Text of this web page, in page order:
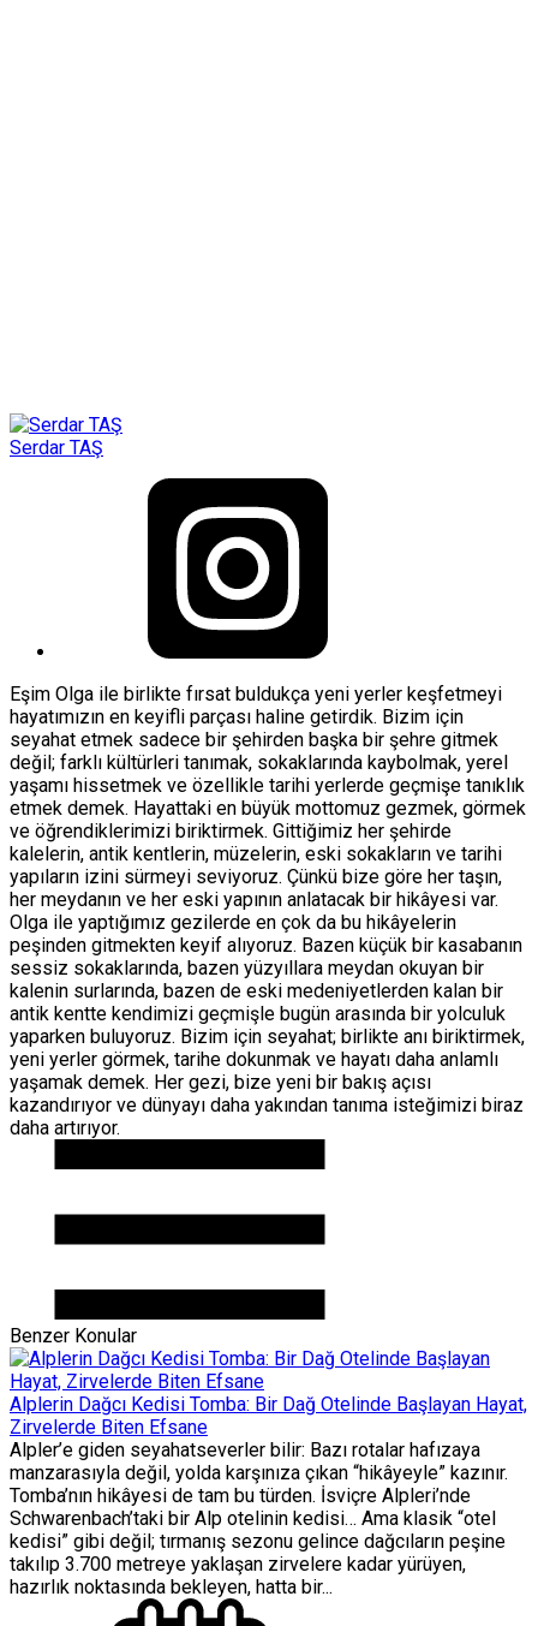
Serdar TAŞ
Eşim Olga ile birlikte fırsat buldukça yeni yerler keşfetmeyi
hayatımızın en keyifli parçası haline getirdik. Bizim için
seyahat etmek sadece bir şehirden başka bir şehre gitmek
değil; farklı kültürleri tanımak, sokaklarında kaybolmak, yerel
yaşamı hissetmek ve özellikle tarihi yerlerde geçmişe tanıklık
etmek demek. Hayattaki en büyük mottomuz gezmek, görmek
ve öğrendiklerimizi biriktirmek. Gittiğimiz her şehirde
kalelerin, antik kentlerin, müzelerin, eski sokakların ve tarihi
yapıların izini sürmeyi seviyoruz. Çünkü bize göre her taşın,
her meydanın ve her eski yapının anlatacak bir hikâyesi var.
Olga ile yaptığımız gezilerde en çok da bu hikâyelerin
peşinden gitmekten keyif alıyoruz. Bazen küçük bir kasabanın
sessiz sokaklarında, bazen yüzyıllara meydan okuyan bir
kalenin surlarında, bazen de eski medeniyetlerden kalan bir
antik kentte kendimizi geçmişle bugün arasında bir yolculuk
yaparken buluyoruz. Bizim için seyahat; birlikte anı biriktirmek,
yeni yerler görmek, tarihe dokunmak ve hayatı daha anlamlı
yaşamak demek. Her gezi, bize yeni bir bakış açısı
kazandırıyor ve dünyayı daha yakından tanıma isteğimizi biraz
daha artırıyor.
Benzer Konular
Alplerin Dağcı Kedisi Tomba: Bir Dağ Otelinde Başlayan Hayat,
Zirvelerde Biten Efsane
Alpler’e giden seyahatseverler bilir: Bazı rotalar hafızaya
manzarasıyla değil, yolda karşınıza çıkan “hikâyeyle” kazınır.
Tomba’nın hikâyesi de tam bu türden. İsviçre Alpleri’nde
Schwarenbach’taki bir Alp otelinin kedisi… Ama klasik “otel
kedisi” gibi değil; tırmanış sezonu gelince dağcıların peşine
takılıp 3.700 metreye yaklaşan zirvelere kadar yürüyen,
hazırlık noktasında bekleyen, hatta bir...